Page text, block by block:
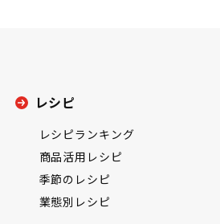
レシピ
レシピランキング
商品活用レシピ
季節のレシピ
業態別レシピ